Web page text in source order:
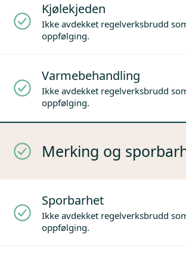
Kjølekjeden
Ikke avdekket regelverksbrudd
oppfølging.
Varmebehandling
Ikke avdekket regelverksbrudd
oppfølging.
Merking og
Sporbarhet
Ikke avdekket regelverksbrudd
oppfølging.